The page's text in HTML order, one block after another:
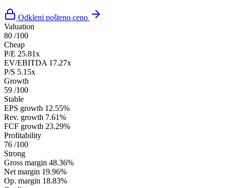
Odkleni pošteno ceno
Valuation
80 /100
Cheap
P/E 25.81x
EV/EBITDA 17.27x
P/S 5.15x
Growth
59 /100
Stable
EPS growth 12.55%
Rev. growth 7.61%
FCF growth 23.29%
Profitability
76 /100
Strong
Gross margin 48.36%
Net margin 19.96%
Op. margin 18.83%